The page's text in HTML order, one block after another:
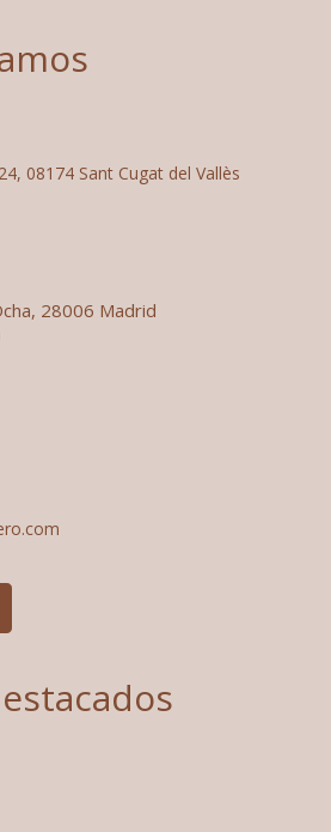
08174 Sant Cugat del Vallès
28006 Madrid